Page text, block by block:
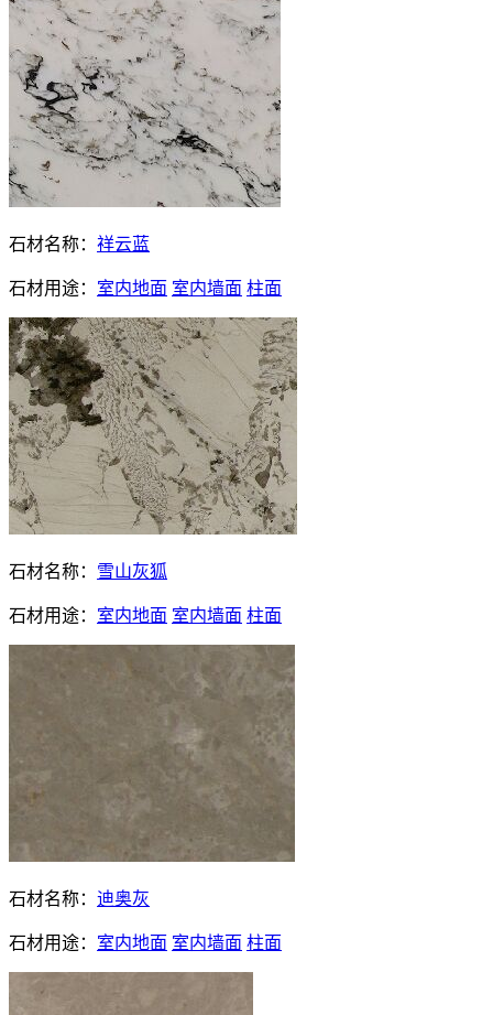
石材名称： 祥云蓝
石材用途： 室内地面 室内墙面 柱面
石材名称： 雪山灰狐
石材用途： 室内地面 室内墙面 柱面
石材名称： 迪奥灰
石材用途： 室内地面 室内墙面 柱面